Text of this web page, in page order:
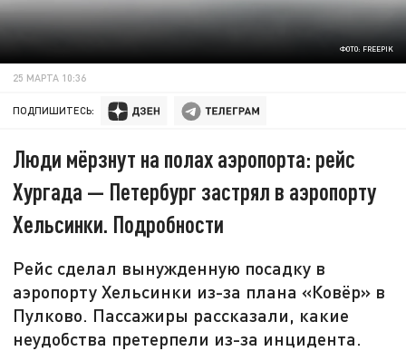
ФОТО: FREEPIK
25 МАРТА 10:36
ПОДПИШИТЕСЬ:
Люди мёрзнут на полах аэропорта: рейс
Хургада — Петербург застрял в аэропорту
Хельсинки. Подробности
Рейс сделал вынужденную посадку в
аэропорту Хельсинки из-за плана «Ковёр» в
Пулково. Пассажиры рассказали, какие
неудобства претерпели из-за инцидента.